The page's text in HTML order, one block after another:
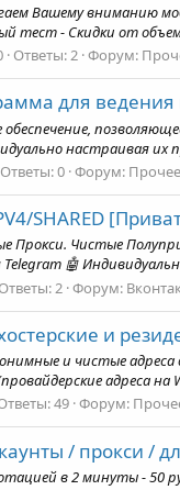
Вашему вниманию
тест - Скидки от
Ответы: 2 Форум:
для
обеспечение,
настраивая их
Ответы: 0 Форум: Прочее
SHARED
Чистые
🤖
Ответы: 2 Форум:
и
и чистые
адреса
49 Форум:
/ прокси
в 2 минуты - 50